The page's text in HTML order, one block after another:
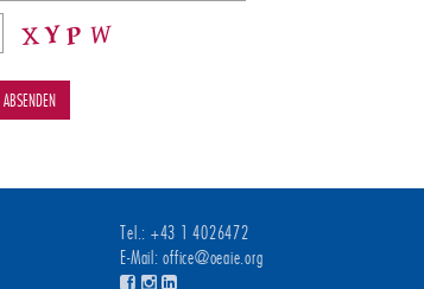
Tel.: +43 1 4026472
E-Mail:office@oeaie.org